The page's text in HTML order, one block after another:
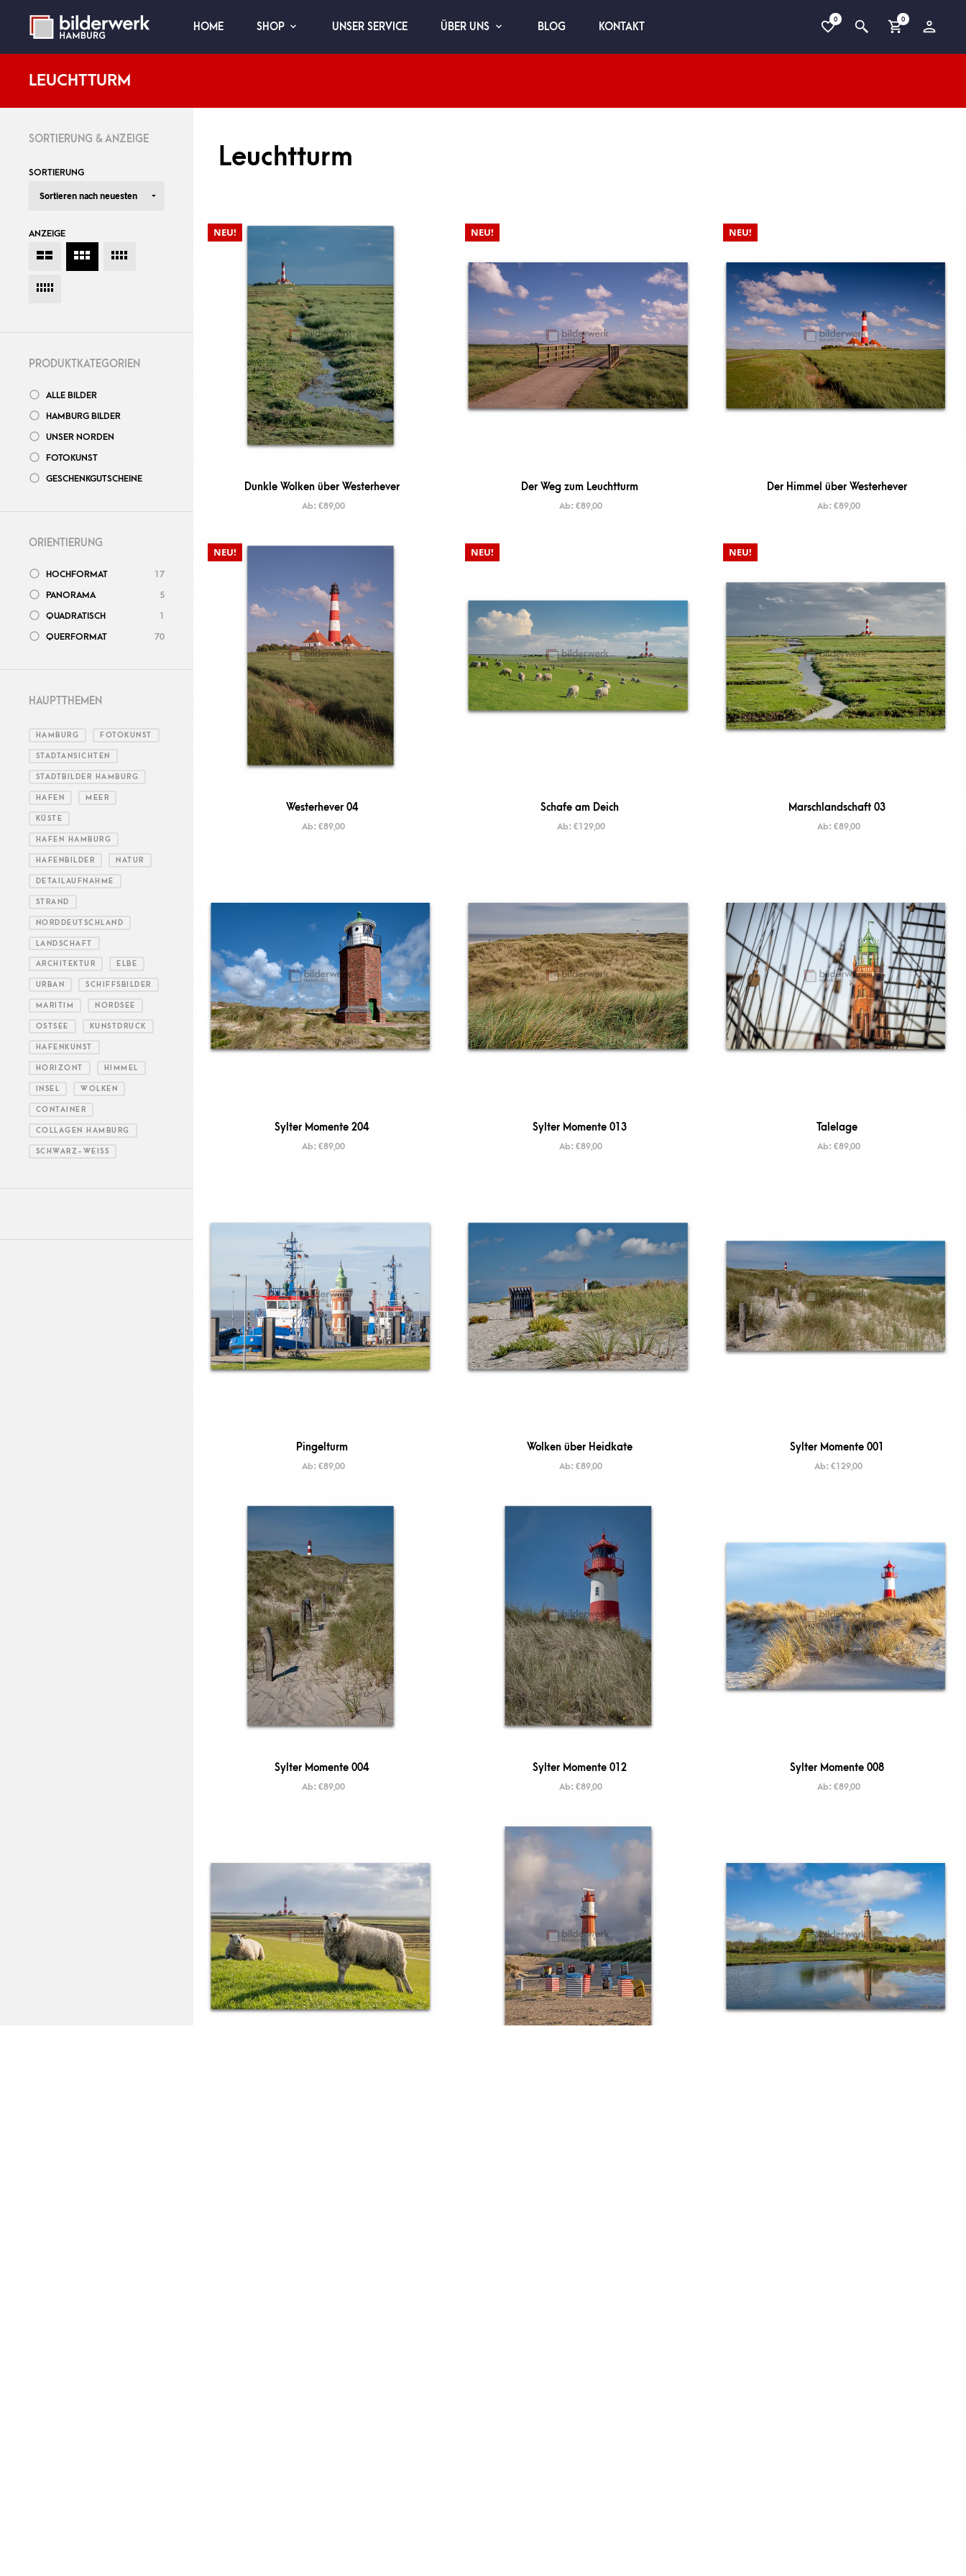
HOME SHOP UNSER SERVICE ÜBER UNS BLOG KONTAKT
0 0
LEUCHTTURM
Leuchtturm
NEU!
Dunkle Wolken über Westerhever
Ab: €89,00
NEU!
Der Weg zum Leuchtturm
Ab:€89,00
NEU!
Der Himmel über Westerhever
Ab: €89,00
NEU!
Westerhever 04
Ab: €89,00
NEU!
Schafe am Deich
Ab: €129,00
NEU!
Marschlandschaft 03
Ab: €89,00
Sylter Momente 204
Ab: €89,00
Sylter Momente 013
Ab:€89,00
Talelage
Ab: €89,00
Pingelturm
Ab: €89,00
Wolken über Heidkate
Ab:€89,00
Sylter Momente 001
Ab:€129,00
Sylter Momente 004
Ab: €89,00
Sylter Momente 012
Ab:€89,00
Sylter Momente 008
Ab: €89,00
SORTIERUNG & ANZEIGE
SORTIERUNG
ANZEIGE
PRODUKTKATEGORIEN
ALLE BILDER
HAMBURG BILDER
UNSER NORDEN
FOTOKUNST
GESCHENKGUTSCHEINE
ORIENTIERUNG
HOCHFORMAT 17
PANORAMA 5
QUADRATISCH 1
QUERFORMAT 70
HAUPTTHEMEN
HAMBURG FOTOKUNST
STADTANSICHTEN
STADTBILDER HAMBURG
HAFEN MEER
KÜSTE
HAFEN HAMBURG
HAFENBILDER NATUR
DETAILAUFNAHME
STRAND
NORDDEUTSCHLAND
LANDSCHAFT
ARCHITEKTUR ELBE
URBAN SCHIFFSBILDER
MARITIM NORDSEE
OSTSEE KUNSTDRUCK
HAFENKUNST
HORIZONT HIMMEL
INSEL WOLKEN
CONTAINER
COLLAGEN HAMBURG
SCHWARZ-WEISS